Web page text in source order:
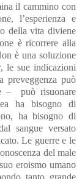
il cammino con
l’esperienza e
della vita diviene
è ricorrere alla
è una soluzione
, le sue indicazioni
preveggenza può
–
può risuonare
ha bisogno di
ha bisogno di
sangue versato
Le guerre e le
del male
eroismo umano
tanto grande